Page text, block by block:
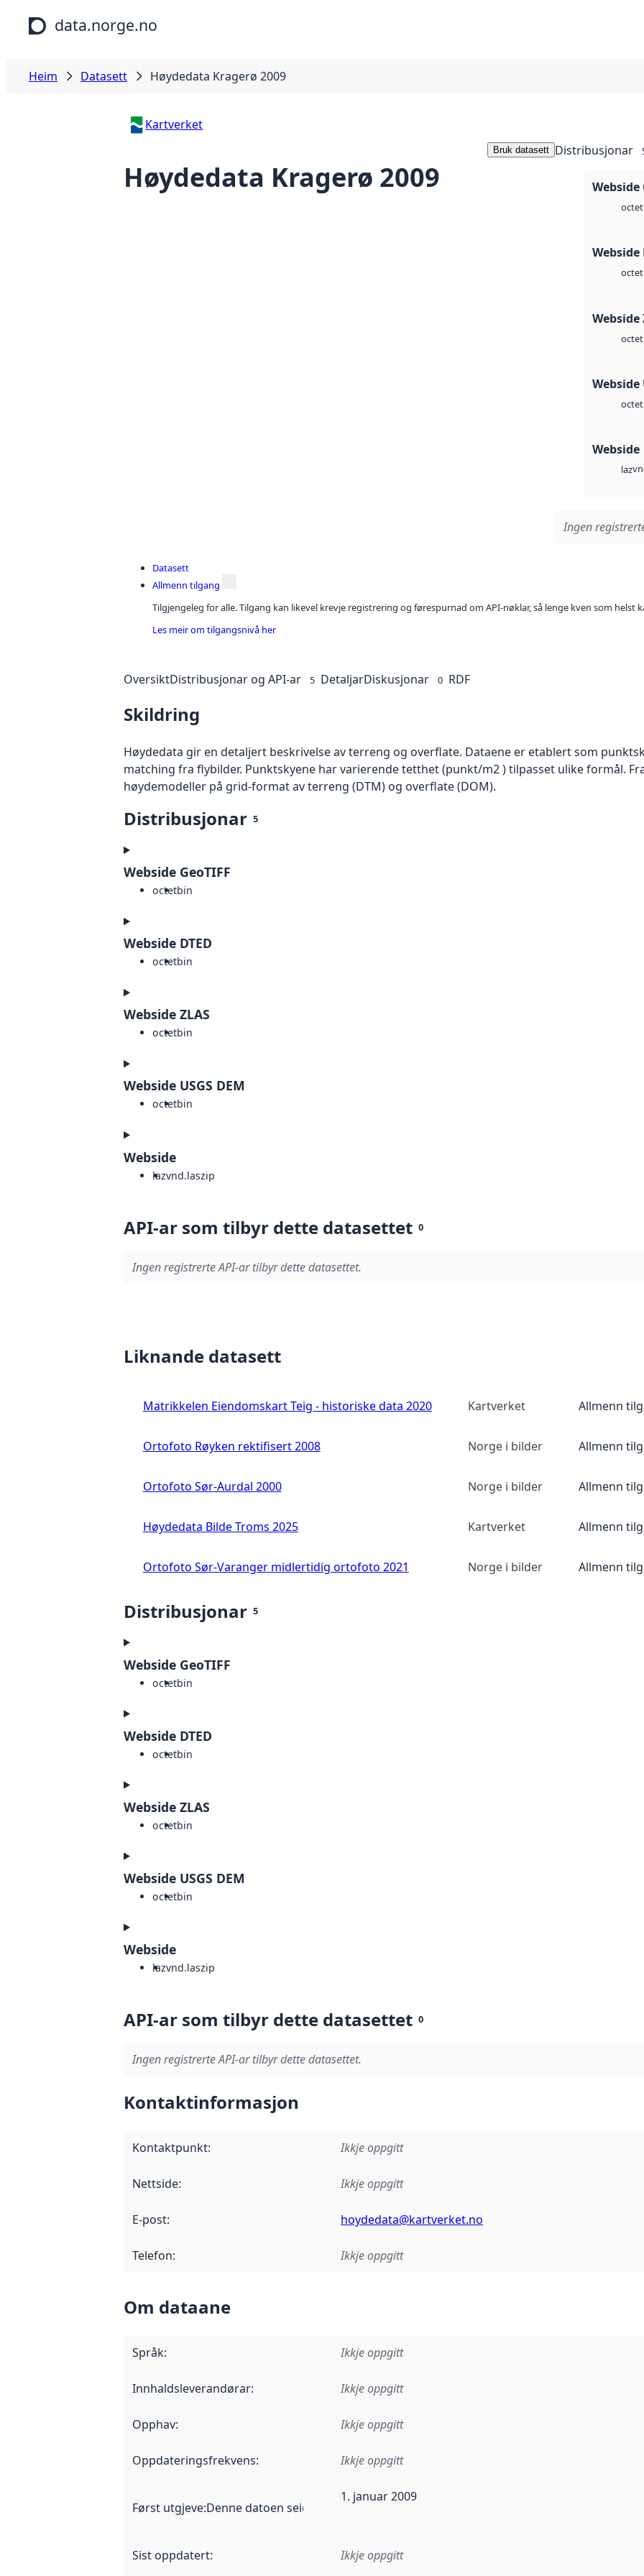
Hopp til hovudinnhald
data.norge.no
Heim Datasett Høydedata Kragerø 2009
Kartverket
Høydedata Kragerø 2009
Bruk datasett Distribusjonar
Webside
octet
Webside
octet
Webside
octet
Webside
octet
Webside
laz
Ingen
Datasett
Allmenn tilgang
Tilgjengeleg for alle. Tilgang kan likevel krevje registrering og førespurnad om API-nøklar, så lenge kven som helst
Les meir om tilgangsnivå her
OversiktDistribusjonar og API-ar 5 DetaljarDiskusjonar 0 RDF
Skildring
Høydedata gir en detaljert beskrivelse av terreng og overflate. Dataene er etablert som
matching fra flybilder. Punktskyene har varierende tetthet (punkt/m2 ) tilpasset ulike formål.
høydemodeller på grid-format av terreng (DTM) og overflate (DOM).
Distribusjonar 5
Webside GeoTIFF
octetbin
Webside DTED
octetbin
Webside ZLAS
octetbin
Webside USGS DEM
octetbin
Webside
lazvnd.laszip
API-ar som tilbyr dette datasettet 0
Ingen registrerte API-ar tilbyr dette datasettet.
Liknande datasett
Matrikkelen Eiendomskart Teig - historiske data 2020 Kartverket Allmenn
Ortofoto Røyken rektifisert 2008 Norge i bilder Allmenn
Ortofoto Sør-Aurdal 2000 Norge i bilder Allmenn
Høydedata Bilde Troms 2025 Kartverket Allmenn
Ortofoto Sør-Varanger midlertidig ortofoto 2021 Norge i bilder Allmenn
Distribusjonar 5
Webside GeoTIFF
octetbin
Webside DTED
octetbin
Webside ZLAS
octetbin
Webside USGS DEM
octetbin
Webside
lazvnd.laszip
API-ar som tilbyr dette datasettet 0
Ingen registrerte API-ar tilbyr dette datasettet.
Kontaktinformasjon
Kontaktpunkt: Ikkje oppgitt
Nettside: Ikkje oppgitt
E-post: hoydedata@kartverket.no
Telefon: Ikkje oppgitt
Om dataane
Språk: Ikkje oppgitt
Innhaldsleverandørar: Ikkje oppgitt
Opphav: Ikkje oppgitt
Oppdateringsfrekvens: Ikkje oppgitt
Først utgjeve:Denne datoen seier når dataa i dette datasettet først blei utgitt. Det kan ha
1. januar 2009
Sist oppdatert: Ikkje oppgitt